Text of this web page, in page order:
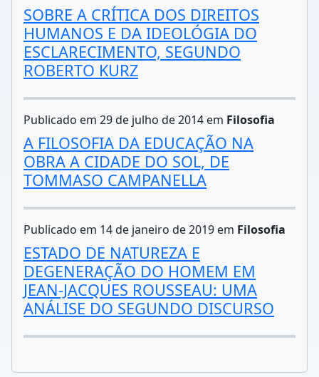
SOBRE A CRÍTICA DOS DIREITOS
HUMANOS E DA IDEOLÓGIA DO
ESCLARECIMENTO, SEGUNDO
ROBERTO KURZ
Publicado em 29 de julho de 2014 em Filosofia
A FILOSOFIA DA EDUCAÇÃO NA
OBRA A CIDADE DO SOL, DE
TOMMASO CAMPANELLA
Publicado em 14 de janeiro de 2019 em Filosofia
ESTADO DE NATUREZA E
DEGENERAÇÃO DO HOMEM EM
JEAN-JACQUES ROUSSEAU: UMA
ANÁLISE DO SEGUNDO DISCURSO